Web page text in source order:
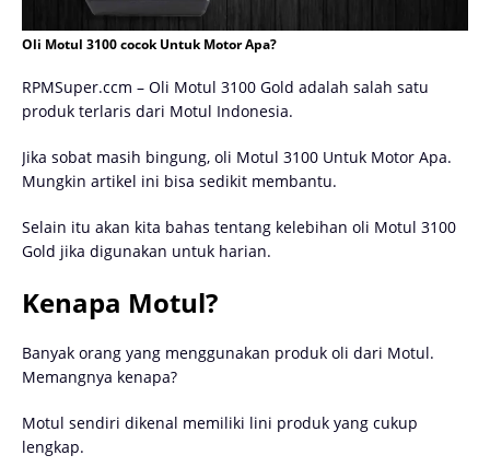
Oli Motul 3100 cocok Untuk Motor Apa?
RPMSuper.ccm – Oli Motul 3100 Gold adalah salah satu
produk terlaris dari Motul Indonesia.
Jika sobat masih bingung, oli Motul 3100 Untuk Motor Apa.
Mungkin artikel ini bisa sedikit membantu.
Selain itu akan kita bahas tentang kelebihan oli Motul 3100
Gold jika digunakan untuk harian.
Kenapa Motul?
Banyak orang yang menggunakan produk oli dari Motul.
Memangnya kenapa?
Motul sendiri dikenal memiliki lini produk yang cukup
lengkap.